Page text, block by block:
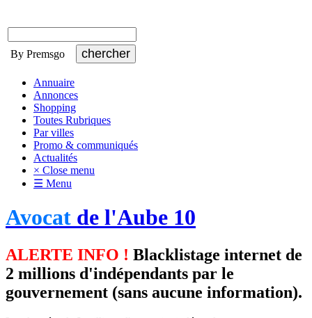
By Premsgo
Annuaire
Annonces
Shopping
Toutes Rubriques
Par villes
Promo & communiqués
Actualités
× Close menu
☰ Menu
Avocat de l'Aube 10
ALERTE INFO ! Blacklistage internet de
2 millions d'indépendants par le
gouvernement (sans aucune information).